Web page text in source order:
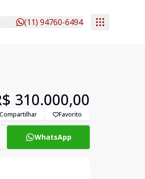
(11) 94760-6494
310.000,00
Compartilhar Favorito
WhatsApp